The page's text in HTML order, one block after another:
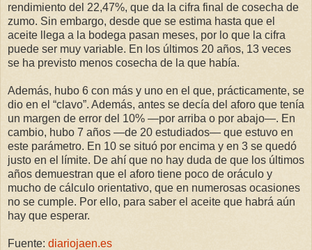
rendimiento del 22,47%, que da la cifra final de cosecha de
zumo. Sin embargo, desde que se estima hasta que el
aceite llega a la bodega pasan meses, por lo que la cifra
puede ser muy variable. En los últimos 20 años, 13 veces
se ha previsto menos cosecha de la que había.
Además, hubo 6 con más y uno en el que, prácticamente, se
dio en el “clavo”. Además, antes se decía del aforo que tenía
un margen de error del 10% —por arriba o por abajo—. En
cambio, hubo 7 años —de 20 estudiados— que estuvo en
este parámetro. En 10 se situó por encima y en 3 se quedó
justo en el límite. De ahí que no hay duda de que los últimos
años demuestran que el aforo tiene poco de oráculo y
mucho de cálculo orientativo, que en numerosas ocasiones
no se cumple. Por ello, para saber el aceite que habrá aún
hay que esperar.
Fuente: diariojaen.es